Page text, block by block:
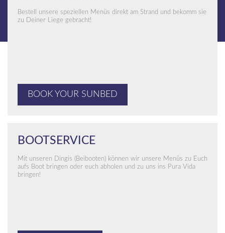
Bestell unsere speziellen Menüs direkt am Strand und bekomm sie
zu Deiner Liege gebracht!
BOOK YOUR SUNBED
BOOTSERVICE
Mit unseren Dingis (Beibooten) können wir unsere Menüs zu Euch
aufs Boot bringen oder euch abholen und zu uns ins Pura Vida
bringen!